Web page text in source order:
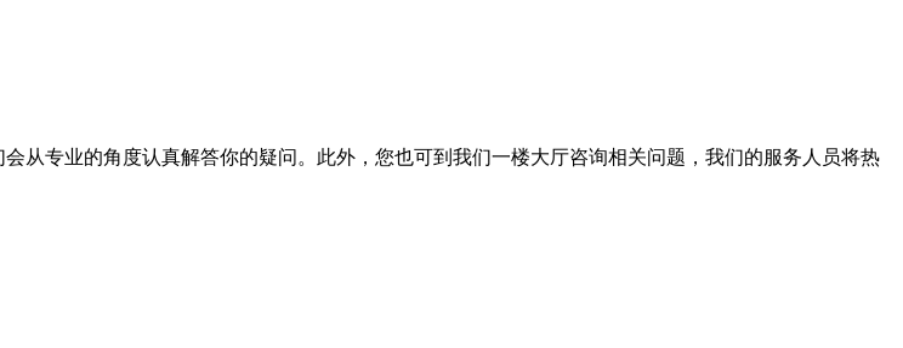
从专业的角度认真解答你的疑问。此外，您也可到我们一楼大厅咨询相关问题，我们的服务人员将热